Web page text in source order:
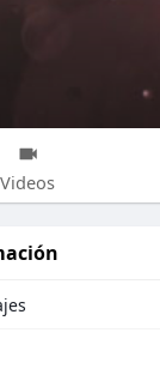
Videos